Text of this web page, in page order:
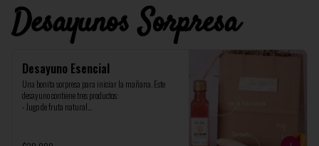
Desayunos Sorpresa
Desayuno Esencial
Una bonita sorpresa para iniciar la mañana. Este
desayuno contiene tres productos:
- Jugo de fruta natural
cherry) y aderezo, y